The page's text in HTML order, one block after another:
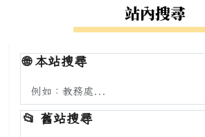
站內搜尋
🌐本站搜尋
搜尋本站內容
📂 舊站搜尋